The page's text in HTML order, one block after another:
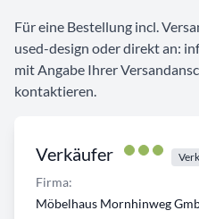
Verkäufer
Firma:
Möbelhaus Mornhinweg
Für eine Bestellung incl.
used-design oder direkt an:
mit Angabe Ihrer
kontaktieren.